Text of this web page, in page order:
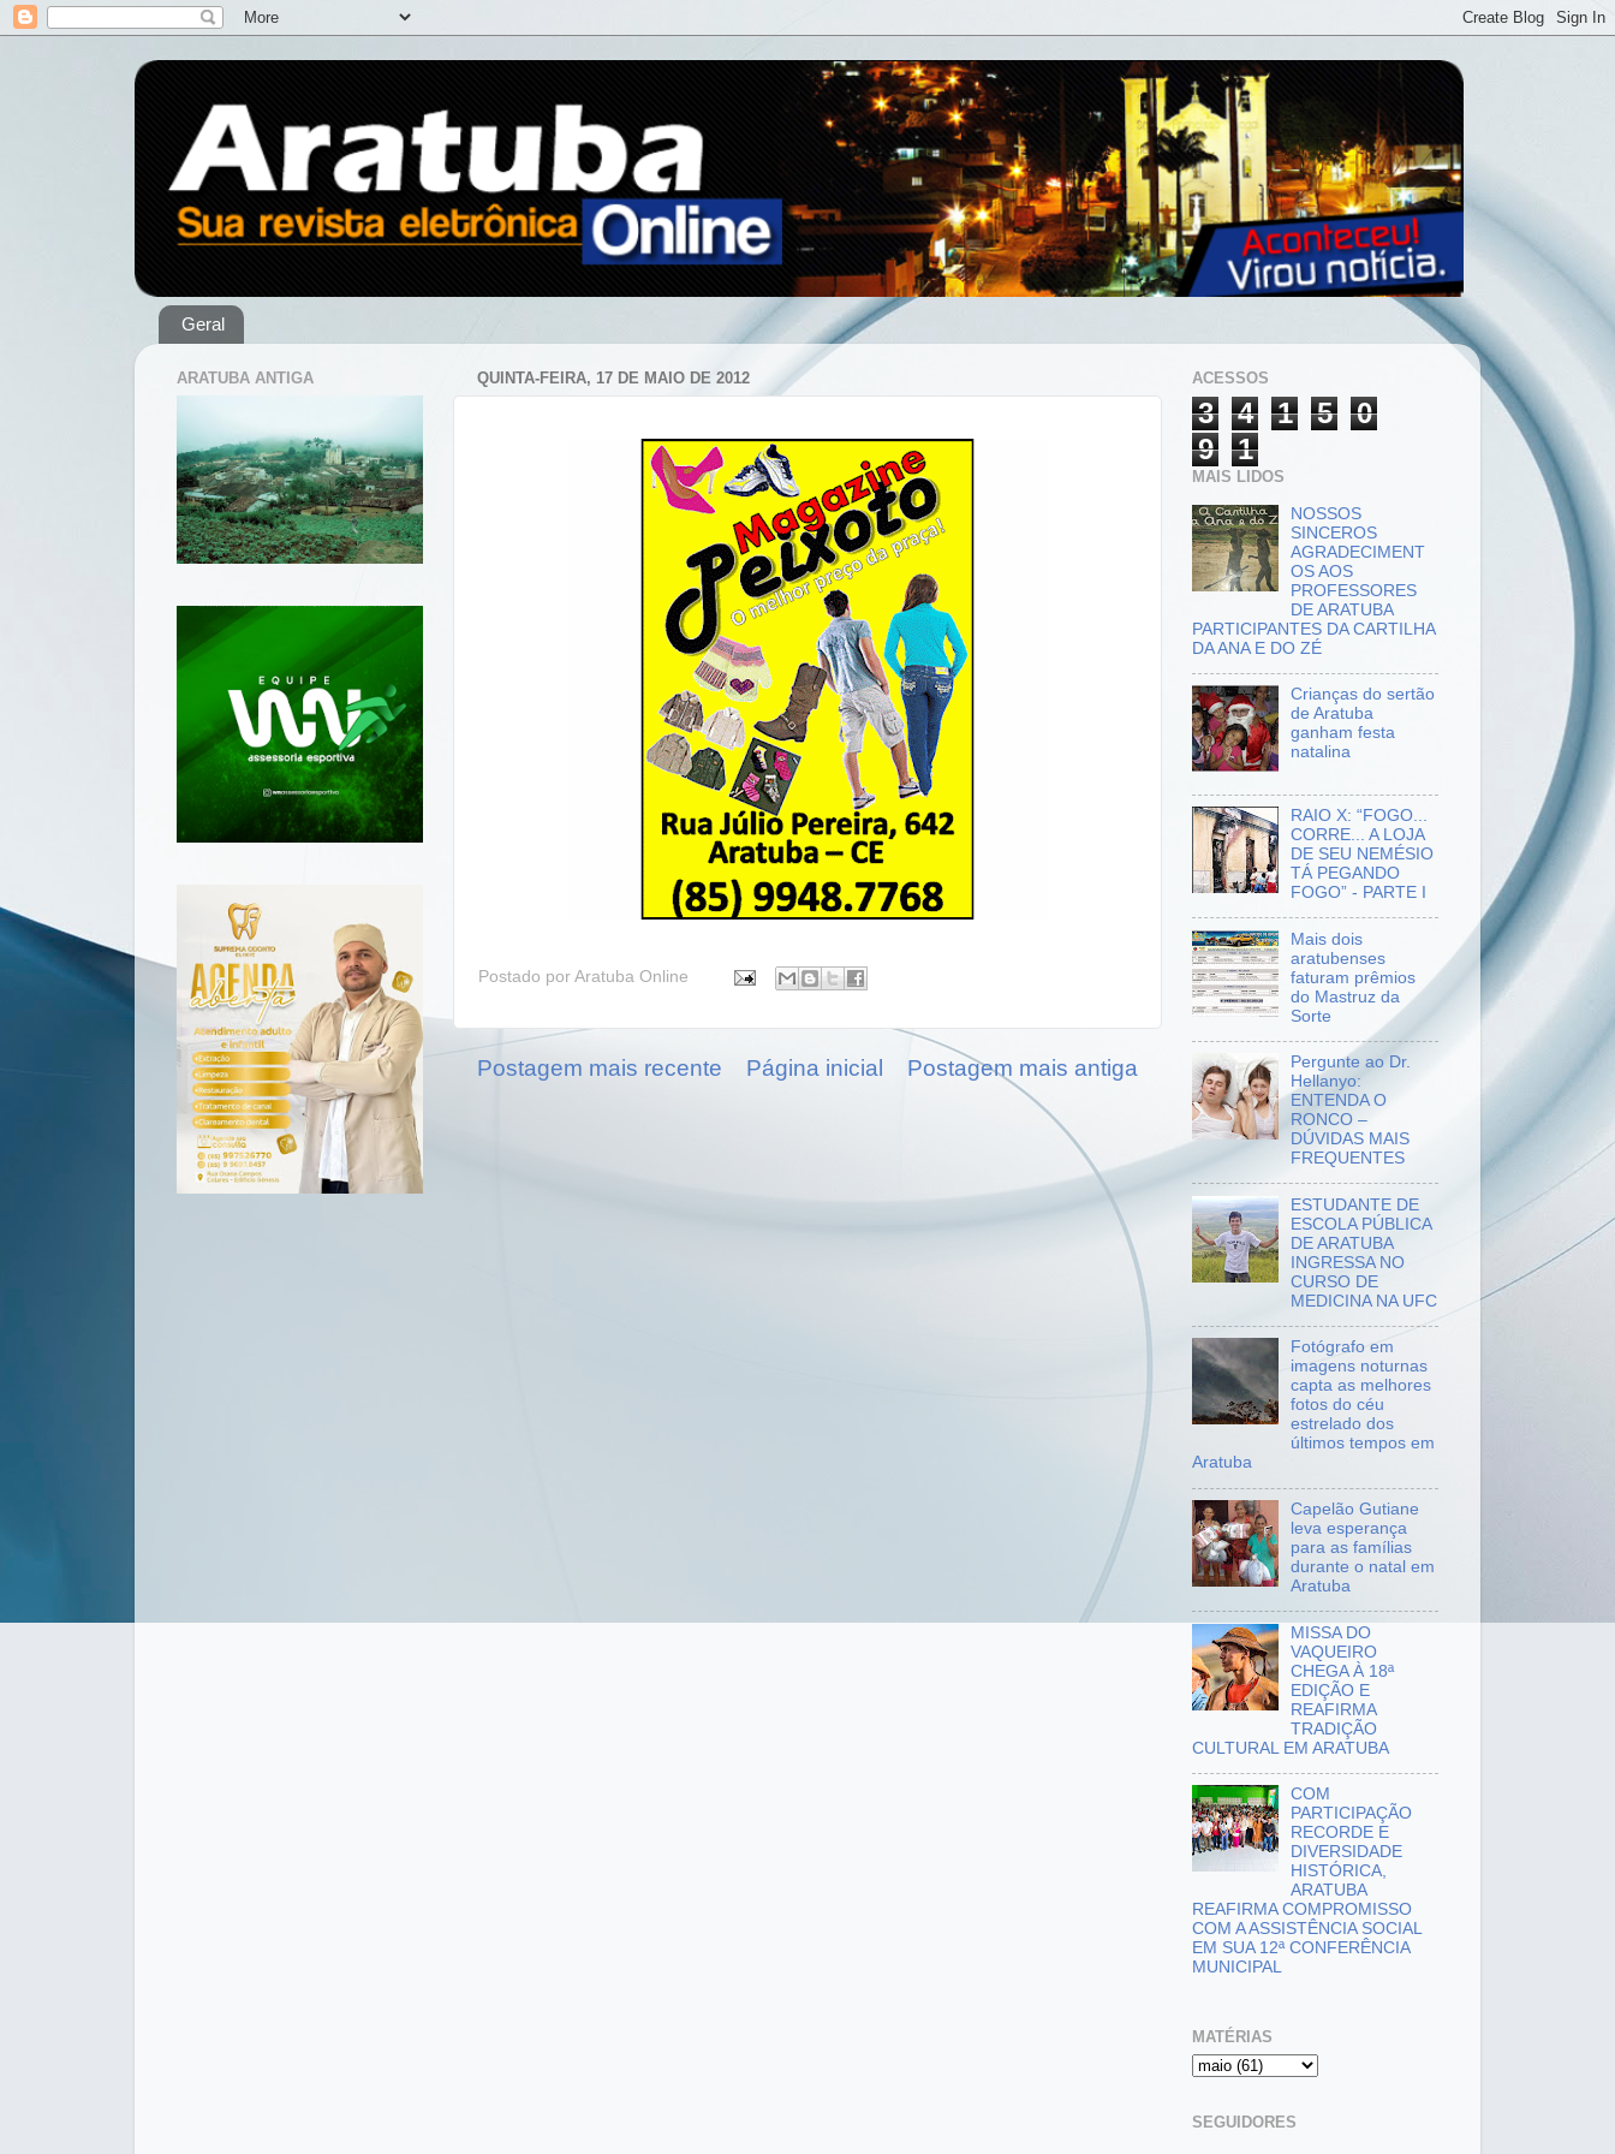
Geral
QUINTA-FEIRA, 17 DE MAIO DE 2012
Postado por Aratuba Online
Postagem mais recente Postagem mais antiga
Página inicial
ARATUBA ANTIGA ACESSOS
3 4 1 5
0
9
1
MAIS LIDOS
NOSSOS
SINCEROS
AGRADECIMENT
OS AOS
PROFESSORES
DE ARATUBA
PARTICIPANTES DA CARTILHA
DA ANA E DO ZÉ
Crianças do sertão
de Aratuba
ganham festa
natalina
RAIO X: “FOGO...
CORRE... A LOJA
DE SEU NEMÉSIO
TÁ PEGANDO
FOGO” - PARTE I
Mais dois
aratubenses
faturam prêmios
do Mastruz da
Sorte
Pergunte ao Dr.
Hellanyo:
ENTENDA O
RONCO –
DÚVIDAS MAIS
FREQUENTES
ESTUDANTE DE
ESCOLA PÚBLICA
DE ARATUBA
INGRESSA NO
CURSO DE
MEDICINA NA UFC
Fotógrafo em
imagens noturnas
capta as melhores
fotos do céu
estrelado dos
últimos tempos em
Aratuba
Capelão Gutiane
leva esperança
para as famílias
durante o natal em
Aratuba
MISSA DO
VAQUEIRO
CHEGA À 18ª
EDIÇÃO E
REAFIRMA
TRADIÇÃO
CULTURAL EM ARATUBA
COM
PARTICIPAÇÃO
RECORDE E
DIVERSIDADE
HISTÓRICA,
ARATUBA
REAFIRMA COMPROMISSO
COM A ASSISTÊNCIA SOCIAL
EM SUA 12ª CONFERÊNCIA
MUNICIPAL
MATÉRIAS
SEGUIDORES